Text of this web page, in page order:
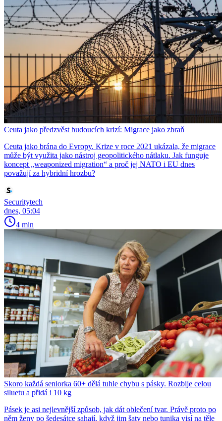
Ceuta jako předzvěst budoucích krizí: Migrace jako zbraň
Ceuta jako brána do Evropy. Krize v roce 2021 ukázala, že migrace
může být využita jako nástroj geopolitického nátlaku. Jak funguje
koncept „weaponized migration“ a proč jej NATO i EU dnes
považují za hybridní hrozbu?
Securitytech
dnes, 05:04
4 min
Skoro každá seniorka 60+ dělá tuhle chybu s pásky. Rozbije celou
siluetu a přidá i 10 kg
Pásek je asi nejlevnější způsob, jak dát oblečení tvar. Právě proto po
něm ženy po šedesátce sahají, když jim šaty nebo tunika visí na těle